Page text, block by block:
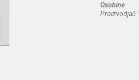
Osobine
Proizvodjač :